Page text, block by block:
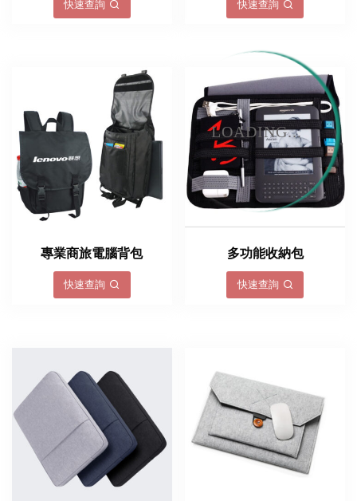
LOADING...
快速查詢 快速查詢
專業商旅電腦背包
快速查詢
多功能收納包
快速查詢